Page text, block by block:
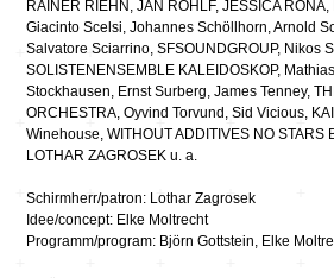
RAINER RIEHN, JAN ROHLF, JESSICA
Giacinto Scelsi, Johannes Schöllhorn, Arnold
Salvatore Sciarrino, SFSOUNDGROUP, Nikos
SOLISTENENSEMBLE KALEIDOSKOP,
Stockhausen, Ernst Surberg, James Tenney,
ORCHESTRA, Oyvind Torvund, Sid Vicious,
Winehouse, WITHOUT ADDITIVES NO STARS
LOTHAR ZAGROSEK u. a.
Schirmherr/patron: Lothar Zagrosek
Idee/concept: Elke Moltrecht
Programm/program: Björn Gottstein, Elke